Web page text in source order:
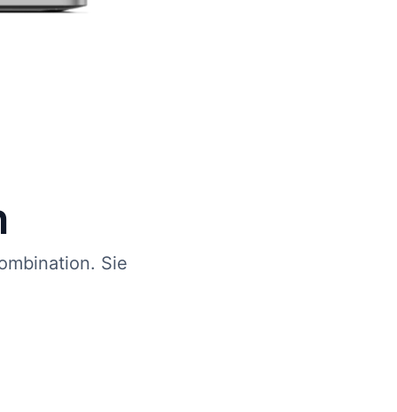
Sie